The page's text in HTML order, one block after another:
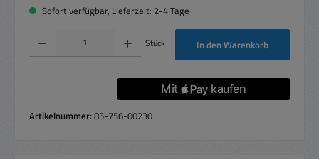
Sofort verfügbar, Lieferzeit: 2-4 Tage
Produkt Anzahl: Gib den gewünschten Wert ein oder benutze die Schaltflächen um
Stück In den Warenkorb
Artikelnummer:85-756-00230